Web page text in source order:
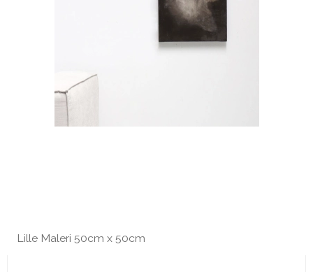
Lille Maleri 50cm x 50cm